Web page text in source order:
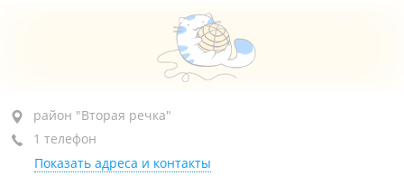
район "Вторая речка", ул. Бородинская, 46/50
ТЦ "Альянс", пав. 10
+7 924 730-17-30
район "Вторая речка"
1 телефон
Показать адреса и контакты